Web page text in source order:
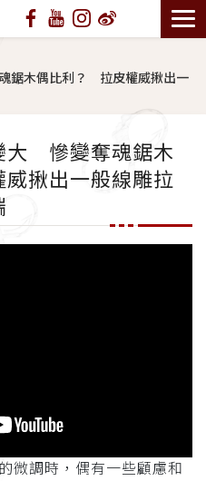
鋸木偶比利？ 拉皮權威揪出一
大 慘變奪魂鋸木
揪出一般線雕拉
微調時，偶有一些顧慮和